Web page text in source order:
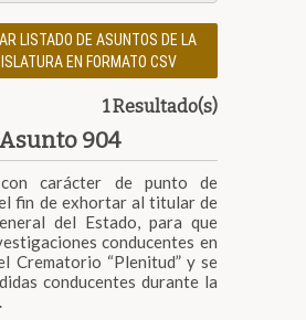
LISTADO DE ASUNTOS DE LA
EN FORMATO CSV
1 Resultado(s)
Asunto 904
con carácter de punto de
fin de exhortar al titular de
del Estado, para que
conducentes en
Crematorio “Plenitud” y se
conducentes durante la